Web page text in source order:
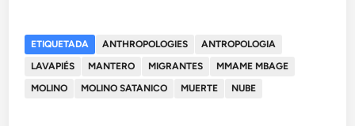
ETIQUETADA ANTHROPOLOGIES
ANTROPOLOGIA
LAVAPIÉS
MANTERO MIGRANTES
MMAME MBAGE
MOLINO
MOLINO SATANICO MUERTE NUBE